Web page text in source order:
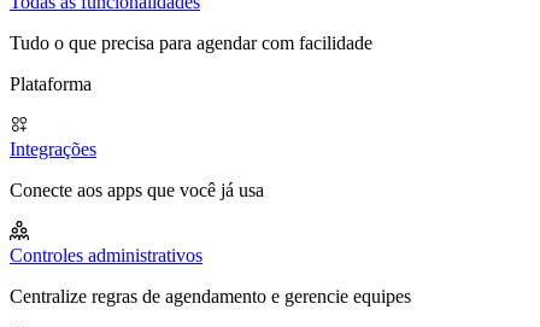
Tudo o que precisa para agendar com facilidade
Plataforma
Integrações
Conecte aos apps que você já usa
Controles administrativos
Centralize regras de agendamento e gerencie equipes